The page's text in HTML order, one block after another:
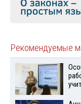
Рекомендуемые